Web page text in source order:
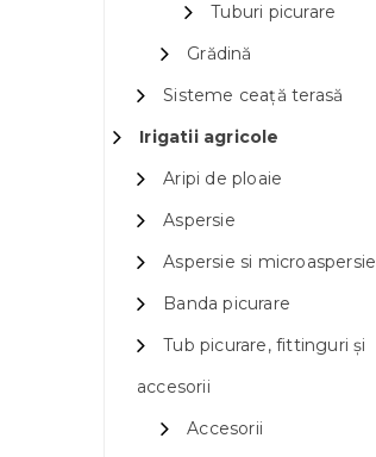
Tuburi picurare
Grădină
Sisteme ceață terasă
Irigatii agricole
Aripi de ploaie
Aspersie
Aspersie si microaspersie
Banda picurare
Tub picurare, fittinguri și
accesorii
Accesorii